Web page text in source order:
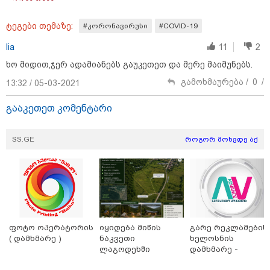
გაუსწორდნენ?
17:13 / 08-08-2026
"დასავლეთმა საქართველო ჩვენ წინააღმდეგ
გეოპოლიტიკური ბრძოლის უგუნურ იარაღად
გამოიყენა" - დიმიტრი მედვედევი
ტეგები თემაზე: #კორონავირუსი #COVID-19
lia 11
2
ხო მიდით,ჯერ ადამიანებს გაუკეთეთ და მერე მაიმუნებს.
13:32 / 05-03-2021
გამოხმაურება / 0 /
გააკეთეთ კომენტარი
SS.GE როგორ მოხვდე აქ
ფოტო ოპერატორის
( დამხმარე )
იყიდება მიწის
ნაკვეთი
ლაგოდეხში
გარე რეკლამების
ხელოსნის
დამხმარე -